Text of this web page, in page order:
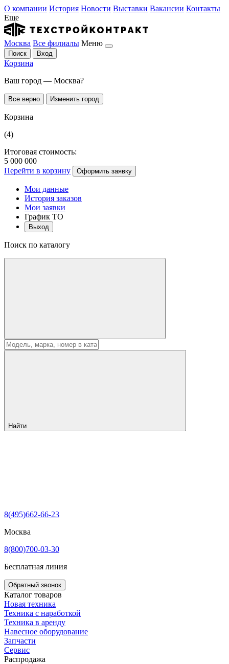
О компании История Новости Выставки Вакансии Контакты
Еще
Москва Все филиалы Меню
Поиск Вход
Корзина
Ваш город — Москва?
Все верно Изменить город
Корзина
(4)
Итоговая стоимость:
5 000 000
Перейти в корзину
Оформить заявку
Мои данные
История заказов
Мои заявки
График ТО
Выход
Поиск по каталогу
Найти
8(495)662-66-23
Москва
8(800)700-03-30
Бесплатная линия
Обратный звонок
Каталог товаров
Новая техника
Техника с наработкой
Техника в аренду
Навесное оборудование
Запчасти
Сервис
Распродажа